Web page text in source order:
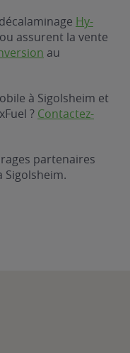
Hy-
ou assurent la vente
au
à Sigolsheim et
? Contactez-
partenaires
Sigolsheim.